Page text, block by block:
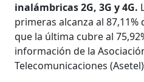
inalámbricas 2G, 3G y 4G.
primeras alcan­za al
que la última cubre al
información de la
Telecomunicaciones